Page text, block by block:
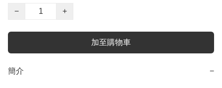
−
+
加至購物車
簡介 −